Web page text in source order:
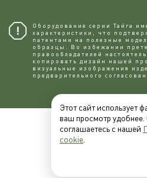
Оборудование серии Тайга
характеристики, что
патентами на полезные
образцы. Во избежании
правообладателей
копировaть дизайн нашей
визуальные изображения
предварительного
Этот сайт использует
ваш просмотр удобнее.
соглашаетесь с нашей
cookie